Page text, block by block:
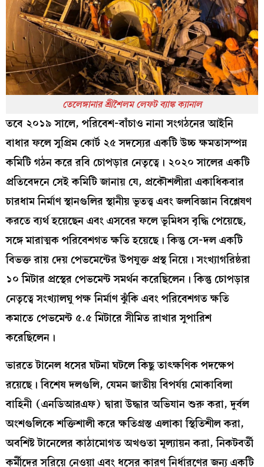
তেলেঙ্গানার শ্রীশৈলম লেফট ব্যাঙ্ক ক্যানাল
তবে ২০১৯ সালে, পরিবেশ-বাঁচাও নানা সংগঠনের আইনি
বাধার ফলে সুপ্রিম কোর্ট ২৫ সদস্যের একটি উচ্চ ক্ষমতাসম্পন্ন
কমিটি গঠন করে রবি চোপড়ার নেতৃত্বে। ২০২০ সালের একটি
প্রতিবেদনে সেই কমিটি জানায় যে, প্রকৌশলীরা একাধিকবার
চারধাম নির্মাণ স্থানগুলির স্থানীয় ভূতত্ত্ব এবং জলবিজ্ঞান বিশ্লেষণ
করতে ব্যর্থ হয়েছেন এবং এসবের ফলে ভূমিধস বৃদ্ধি পেয়েছে,
সঙ্গে মারাত্মক পরিবেশগত ক্ষতি হয়েছে। কিন্তু সে-দল একটি
বিভক্ত রায় দেয় পেভমেন্টের উপযুক্ত প্রস্থ নিয়ে। সংখ্যাগরিষ্ঠরা
১০ মিটার প্রস্থের পেভমেন্ট সমর্থন করেছিলেন। কিন্তু চোপড়ার
নেতৃত্বে সংখ্যালঘু পক্ষ নির্মাণ ঝুঁকি এবং পরিবেশগত ক্ষতি
কমাতে পেভমেন্ট ৫.৫ মিটারে সীমিত রাখার সুপারিশ
করেছিলেন।
ভারতে টানেল ধসের ঘটনা ঘটলে কিছু তাৎক্ষণিক পদক্ষেপ
রয়েছে। বিশেষ দলগুলি, যেমন জাতীয় বিপর্যয় মোকাবিলা
বাহিনী (এনডিআরএফ) দ্বারা উদ্ধার অভিযান শুরু করা, দুর্বল
অংশগুলিকে শক্তিশালী করে ক্ষতিগ্রস্ত এলাকা স্থিতিশীল করা,
অবশিষ্ট টানেলের কাঠামোগত অখণ্ডতা মূল্যায়ন করা, নিকটবর্তী
কর্মীদের সরিয়ে নেওয়া এবং ধসের কারণ নির্ধারণের জন্য একটি